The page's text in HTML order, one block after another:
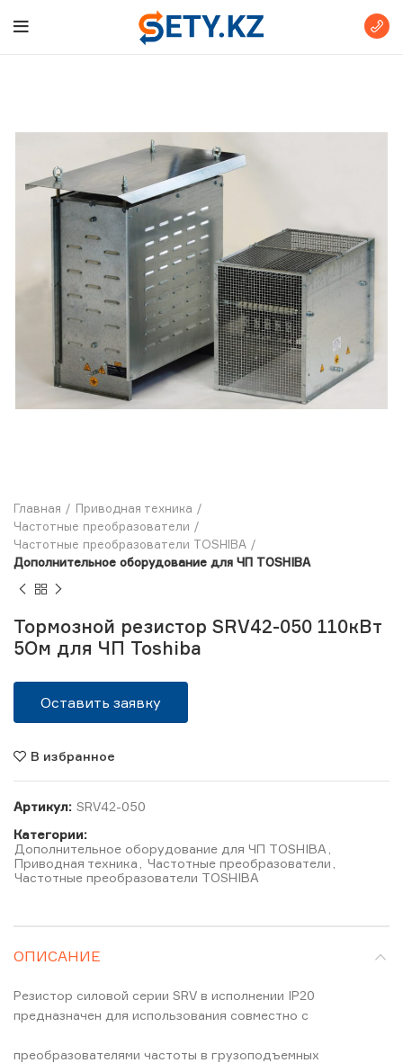
Главная
Приводная техника
Частотные преобразователи
Частотные преобразователи TOSHIBA
Дополнительное оборудование для ЧП TOSHIBA
Тормозной резистор SRV42-050 110кВт
5Ом для ЧП Toshiba
Оставить заявку
В избранное
Артикул: SRV42-050
Категории:
Дополнительное оборудование для ЧП TOSHIBA
Приводная техника
Частотные преобразователи
Частотные преобразователи TOSHIBA
ОПИСАНИЕ
Резистор силовой серии SRV в исполнении IP20
предназначен для использования совместно с
преобразователями частоты в грузоподъемных